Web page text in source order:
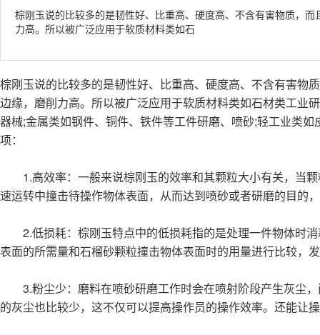
棕刚玉说的比较多的是韧性好、比重高、硬度高、不含有害物质，
力高。所以被广泛应用于软质材料类如石
棕刚玉说的比较多的是韧性好、比重高、硬度高、不含有害物
边缘，磨削力高。所以被广泛应用于软质材料类如石材类工业
器械;金属类如钢件、铜件、铁件等工件研磨、喷砂;轻工业类
项：
1.高效率：一般来说棕刚玉的效率和其颗粒大小有关，当
速运转中撞击待操作物体表面，从而达到喷砂或者研磨的目的，
2.低损耗：棕刚玉特点中的低损耗指的是处理一件物体时
表面的所需量和石榴砂颗粒撞击物体表面时的用量进行比较，
3.粉尘少：磨料在喷砂研磨工作时会在喷射阶段产生灰尘
的灰尘也比较少，这不仅可以提高操作员的操作效率。还能让